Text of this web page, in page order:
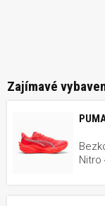
Zajímavé
Nitro